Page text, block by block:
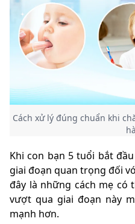
Cách xử lý đúng chuẩn khi
Khi con bạn 5 tuổi bắt
giai đoạn quan trọng đối
đây là những cách mẹ có
vượt qua giai đoạn này
mạnh hơn.